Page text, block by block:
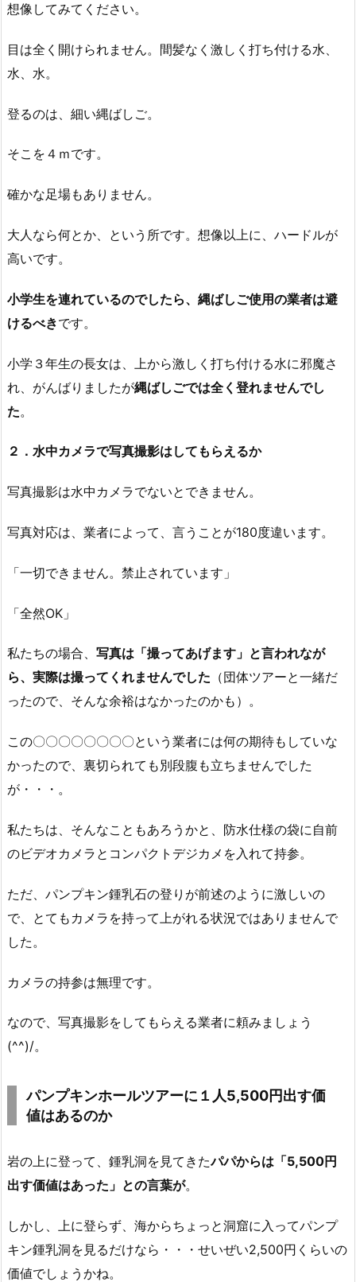
想像してみてください。
目は全く開けられません。間髪なく激しく打ち付ける水、
水、水。
登るのは、細い縄ばしご。
そこを４ｍです。
確かな足場もありません。
大人なら何とか、という所です。想像以上に、ハードルが
高いです。
小学生を連れているのでしたら、縄ばしご使用の業者は避
けるべきです。
小学３年生の長女は、上から激しく打ち付ける水に邪魔さ
れ、がんばりましたが縄ばしごでは全く登れませんでし
た。
２．水中カメラで写真撮影はしてもらえるか
写真撮影は水中カメラでないとできません。
写真対応は、業者によって、言うことが180度違います。
「一切できません。禁止されています」
「全然OK」
私たちの場合、 写真は「撮ってあげます」と言われなが
ら、実際は撮ってくれませんでした （団体ツアーと一緒だ
ったので、そんな余裕はなかったのかも）。
この〇〇〇〇〇〇〇〇という業者には何の期待もしていな
かったので、裏切られても別段腹も立ちませんでした
が・・・。
私たちは、そんなこともあろうかと、防水仕様の袋に自前
のビデオカメラとコンパクトデジカメを入れて持参。
ただ、パンプキン鍾乳石の登りが前述のように激しいの
で、とてもカメラを持って上がれる状況ではありませんで
した。
カメラの持参は無理です。
なので、写真撮影をしてもらえる業者に頼みましょう
(^^)/。
パンプキンホールツアーに１人5,500円出す価
値はあるのか
岩の上に登って、鍾乳洞を見てきたパパからは「5,500円
出す価値はあった」との言葉が。
しかし、上に登らず、海からちょっと洞窟に入ってパンプ
キン鍾乳洞を見るだけなら・・・せいぜい2,500円くらいの
価値でしょうかね。